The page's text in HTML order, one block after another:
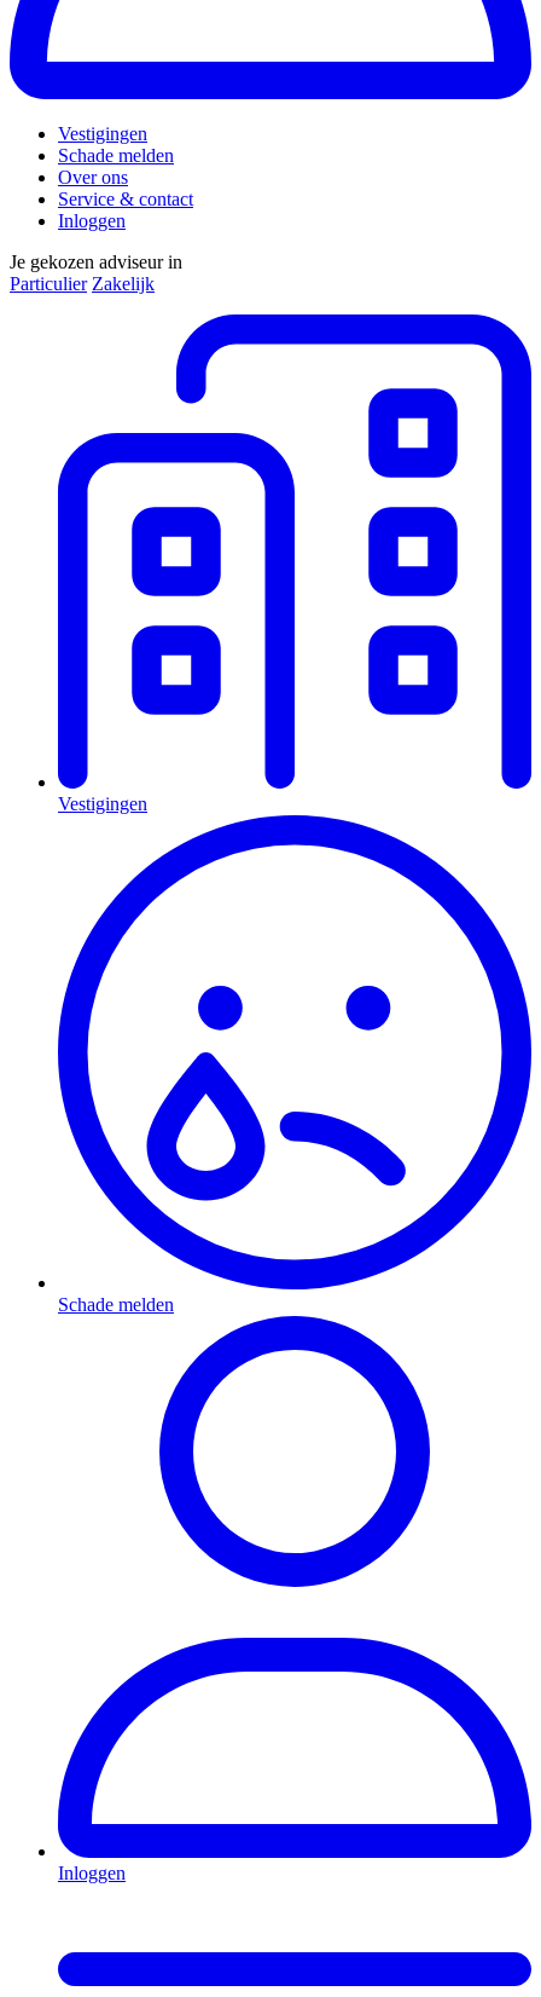
Vestigingen
Schade melden
Over ons
Service & contact
Inloggen
Je gekozen adviseur in
Particulier Zakelijk
Vestigingen
Schade melden
Inloggen